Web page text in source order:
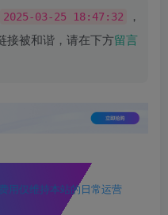
2025-03-25 18:47:32
，
接被和谐，请在下方留言
用仅维持本站的日常运营